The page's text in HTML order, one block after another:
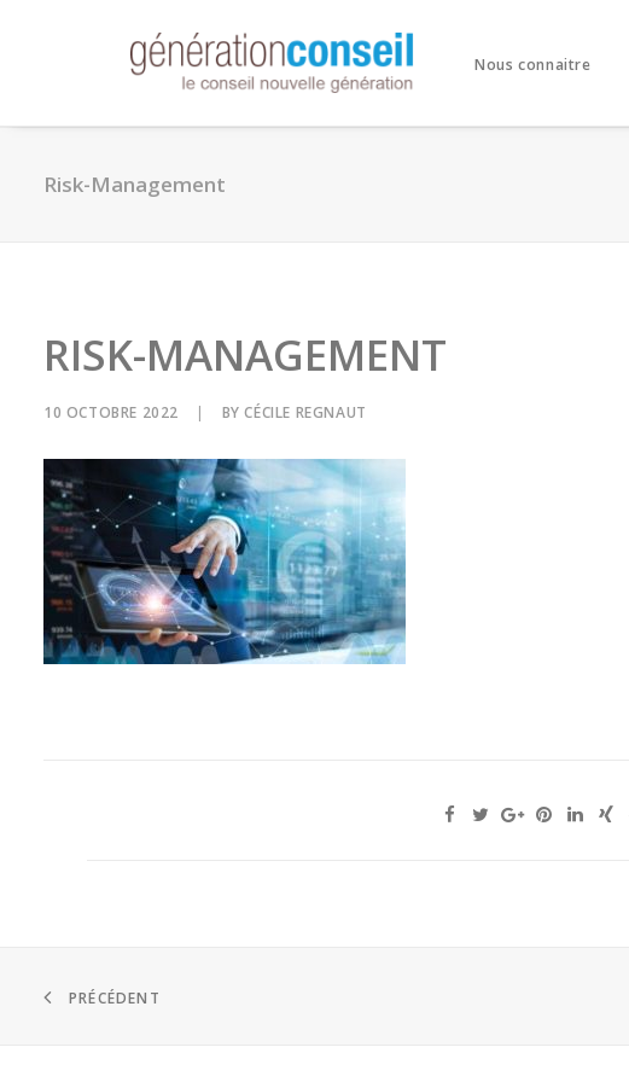
Nous connaitre
Risk-Management
RISK-MANAGEMENT
10 OCTOBRE 2022 | BYCÉCILE REGNAUT
PRÉCÉDENT